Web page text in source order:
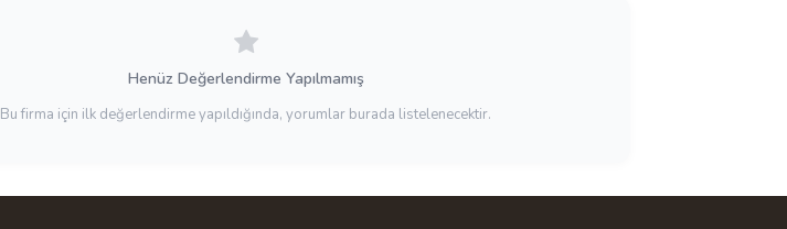
Henüz Değerlendirme Yapılmamış
Bu firma için ilk değerlendirme yapıldığında, yorumlar burada listelenecektir.